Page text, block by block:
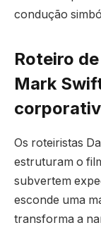
condução
Roteiro
Mark
Os roteiristas
estruturam o
subvertem
esconde uma
transforma a